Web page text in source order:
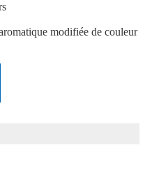
modifiée de couleur